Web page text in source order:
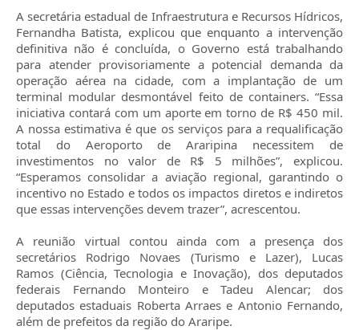
A secretária estadual de Infraestrutura e Recursos Hídricos,
Fernandha Batista, explicou que enquanto a intervenção
definitiva não é concluída, o Governo está trabalhando
para atender provisoriamente a potencial demanda da
operação aérea na cidade, com a implantação de um
terminal modular desmontável feito de containers. “Essa
iniciativa contará com um aporte em torno de R$ 450 mil.
A nossa estimativa é que os serviços para a requalificação
total do Aeroporto de Araripina necessitem de
investimentos no valor de R$ 5 milhões”, explicou.
“Esperamos consolidar a aviação regional, garantindo o
incentivo no Estado e todos os impactos diretos e indiretos
que essas intervenções devem trazer”, acrescentou.
A reunião virtual contou ainda com a presença dos
secretários Rodrigo Novaes (Turismo e Lazer), Lucas
Ramos (Ciência, Tecnologia e Inovação), dos deputados
federais Fernando Monteiro e Tadeu Alencar; dos
deputados estaduais Roberta Arraes e Antonio Fernando,
além de prefeitos da região do Araripe.